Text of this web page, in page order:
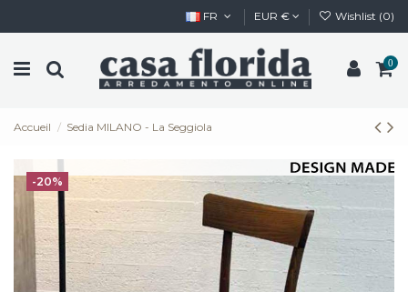
FR EUR € Wishlist (0)
0
Accueil Sedia MILANO - La Seggiola
-20%